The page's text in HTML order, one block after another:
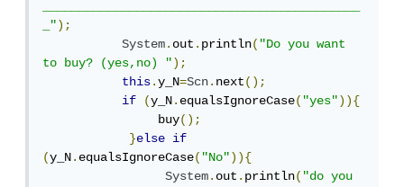
_");
System.out.println("Do you want
to buy? (yes,no) ");
this.y_N=Scn.next();
if
(y_N.equalsIgnoreCase("yes")){
                buy
();
}else
if
(y_N.equalsIgnoreCase("No")){
System.out.println("do you